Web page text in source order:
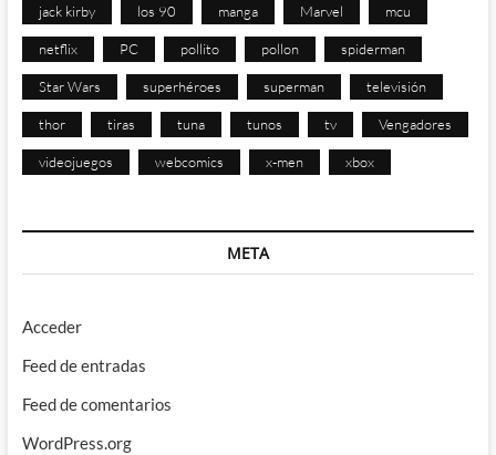
jack kirby los 90 manga Marvel mcu
netflix PC pollito pollon spiderman
Star Wars superhéroes superman televisión
thor tiras tuna tunos tv Vengadores
videojuegos webcomics x-men xbox
META
Acceder
Feed de entradas
Feed de comentarios
WordPress.org